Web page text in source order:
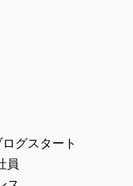
グスタート
員